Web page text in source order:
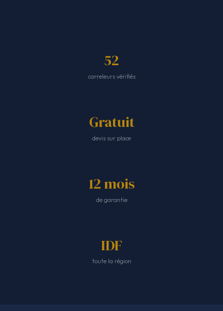
52
carreleurs vérifiés
Gratuit
devis sur place
12 mois
de garantie
IDF
toute la région